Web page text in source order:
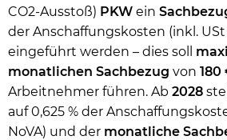
CO2-Ausstoß) PKW ein
der Anschaffungskosten (inkl. USt
eingeführt werden – dies soll
monatlichen Sachbezug von 180
Arbeitnehmer führen. Ab 2028
auf 0,625 % der
NoVA) und der monatliche